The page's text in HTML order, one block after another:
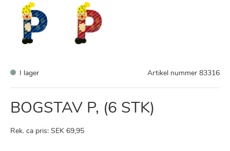
I lager Artikel nummer 83316
BOGSTAV P, (6 STK)
Rek. ca pris: SEK 69,95